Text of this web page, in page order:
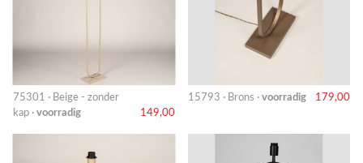
75301 · Beige - zonder
kap · voorradig 149,00
15793 · Brons · voorradig 179,00